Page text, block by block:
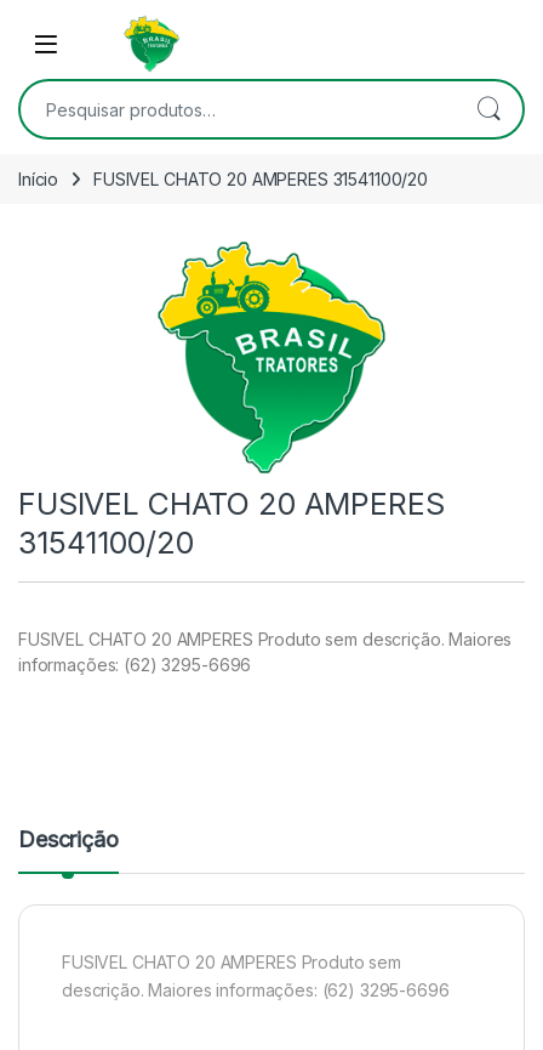
Skip to navigation
Open
Pesquisar por:
Início FUSIVEL CHATO 20 AMPERES 31541100/20
FUSIVEL CHATO 20 AMPERES
31541100/20
FUSIVEL CHATO 20 AMPERES Produto sem descrição. Maiores
informações: (62) 3295-6696
Descrição
FUSIVEL CHATO 20 AMPERES Produto sem
descrição. Maiores informações: (62) 3295-6696